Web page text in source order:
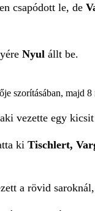
csapódott le, de
Nyul állt be.
szorításában, majd
aki vezette egy
ki Tischlert,
a rövid